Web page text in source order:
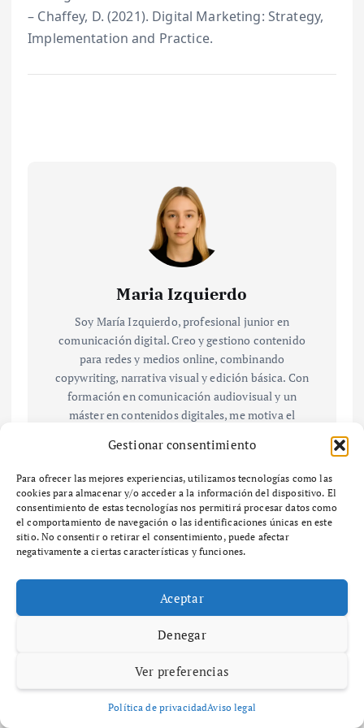
Gestionar consentimiento
Para ofrecer las mejores experiencias, utilizamos tecnologías como las
cookies para almacenar y/o acceder a la información del dispositivo. El
consentimiento de estas tecnologías nos permitirá procesar datos como
el comportamiento de navegación o las identificaciones únicas en este
sitio. No consentir o retirar el consentimiento, puede afectar
negativamente a ciertas características y funciones.
Aceptar
Denegar
Ver preferencias
Política de privacidadAviso legal
– Chaffey, D. (2021). Digital Marketing: Strategy,
Implementation and Practice.
Maria Izquierdo
Soy María Izquierdo, profesional junior en
comunicación digital. Creo y gestiono contenido
para redes y medios online, combinando
copywriting, narrativa visual y edición básica. Con
formación en comunicación audiovisual y un
máster en contenidos digitales, me motiva el
través de contenido creativo.
N
a
v
g
¿Qué es el
marketing
y cómo
tu negocio?
¿Qué es el
marketing
cómo puede